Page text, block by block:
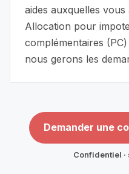
aides auxquelles vous
Allocation pour
complémentaires
nous gerons les
Demander une
Confidentiel